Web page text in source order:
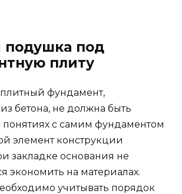
подушка под
плиту
фундамент,
бетона, не должна быть
с самим фундаментом
элемент конструкции
закладке основания не
экономить на материалах.
учитывать порядок